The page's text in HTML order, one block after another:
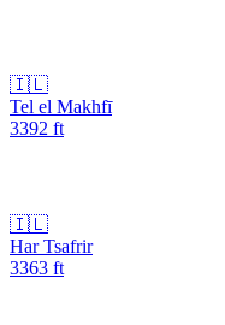
🇮🇱
Tel el Makhfī
3392 ft
🇮🇱
Har Tsafrir
3363 ft